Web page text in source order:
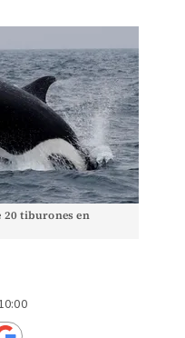
20 tiburones en